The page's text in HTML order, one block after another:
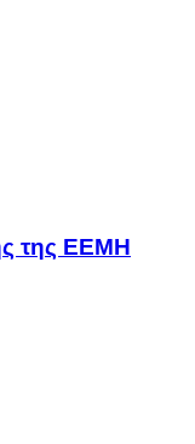
της ΕΕΜΗ